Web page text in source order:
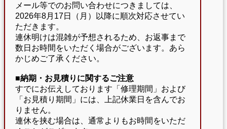
メール等でのお問い合わせにつきましては、
2026年8月17日（月）以降に順次対応させてい
ただきます。
連休明けは混雑が予想されるため、お返事まで
数日お時間をいただく場合がございます。あら
かじめご了承ください。
■納期・お見積りに関するご注意
すでにお伝えしております「修理期間」および
「お見積り期間」には、上記休業日を含んでお
りません。
連休を挟む場合は、通常よりもお時間をいただ